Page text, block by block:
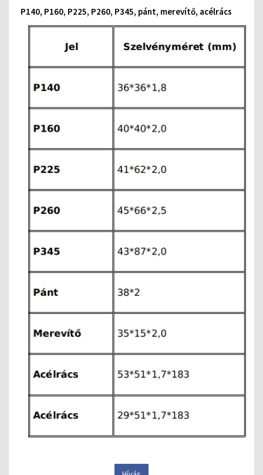
P140, P160, P225, P260, P345, pánt, merevítő, acélrács